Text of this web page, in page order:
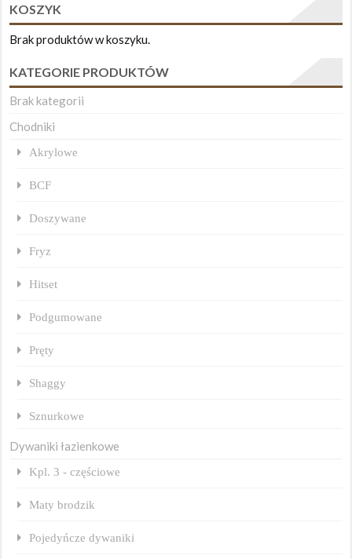
KOSZYK
Brak produktów w koszyku.
KATEGORIE PRODUKTÓW
Brak kategorii
Chodniki
Akrylowe
BCF
Doszywane
Fryz
Hitset
Podgumowane
Pręty
Shaggy
Sznurkowe
Dywaniki łazienkowe
Kpl. 3 - częściowe
Maty brodzik
Pojedyńcze dywaniki